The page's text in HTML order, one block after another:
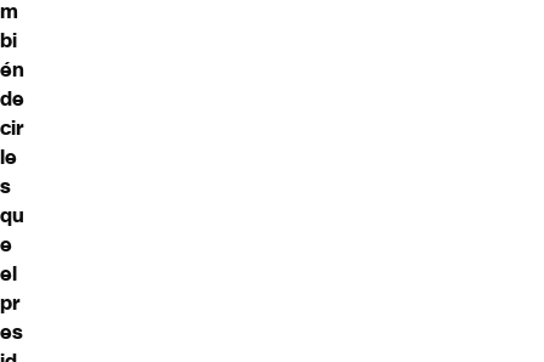
m
bi
én
de
cir
le
s
qu
e
el
pr
es